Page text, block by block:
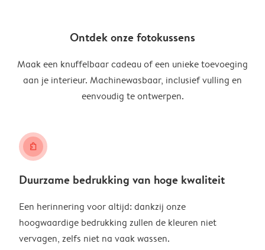
Ontdek onze fotokussens
Maak een knuffelbaar cadeau of een unieke toevoeging
aan je interieur. Machinewasbaar, inclusief vulling en
eenvoudig te ontwerpen.
puzzle
Duurzame bedrukking van hoge kwaliteit
Een herinnering voor altijd: dankzij onze
hoogwaardige bedrukking zullen de kleuren niet
vervagen, zelfs niet na vaak wassen.